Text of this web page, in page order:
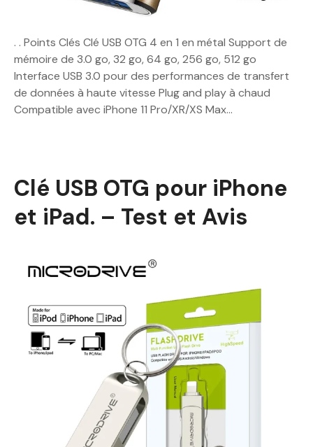
. . Points Clés Clé USB OTG 4 en 1 en métal Support de
mémoire de 3.0 go, 32 go, 64 go, 256 go, 512 go
Interface USB 3.0 pour des performances de transfert
de données à haute vitesse Plug and play à chaud
Compatible avec iPhone 11 Pro/XR/XS Max…
Clé USB OTG pour iPhone
et iPad. – Test et Avis